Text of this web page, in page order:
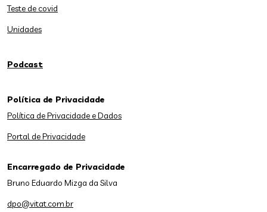
Teste de covid
Unidades
Podcast
Política de Privacidade
Política de Privacidade e Dados
Portal de Privacidade
Encarregado de Privacidade
Bruno Eduardo Mizga da Silva
dpo@vitat.com.br